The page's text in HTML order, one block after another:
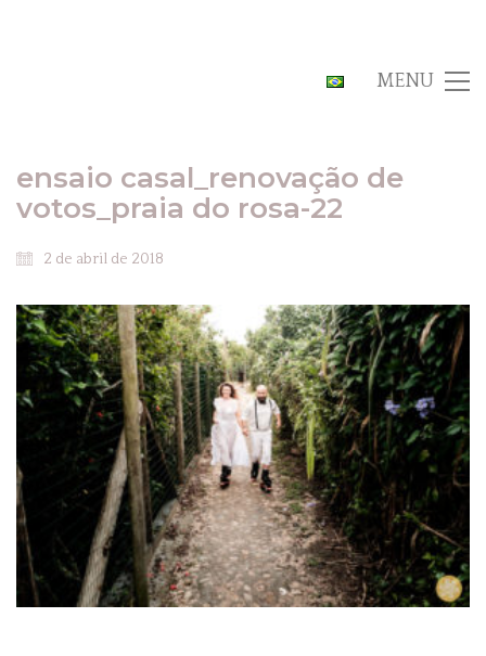
MENU
ensaio casal_renovação de
votos_praia do rosa-22
2 de abril de 2018